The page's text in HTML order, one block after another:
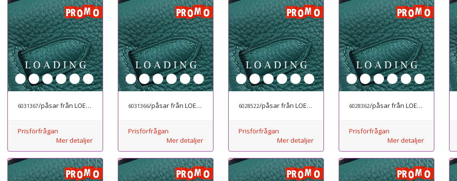
6031367/påsar från LOEWE
Prisförfrågan
Mer detaljer
6031366/påsar från LOEWE
Prisförfrågan
Mer detaljer
6028522/påsar från LOEWE
Prisförfrågan
Mer detaljer
6028362/påsar från LOEWE
Prisförfrågan
Mer detaljer